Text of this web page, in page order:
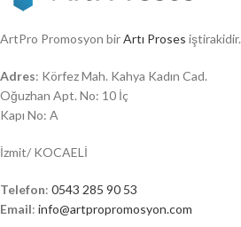
ArtPro Promosyon birArtı Proses iştirakidir.
Adres: Körfez Mah. Kahya Kadın Cad.
Oğuzhan Apt. No: 10 İç
Kapı No: A
İzmit/ KOCAELİ
Telefon: 0543 285 90 53
Email: info@artpropromosyon.com